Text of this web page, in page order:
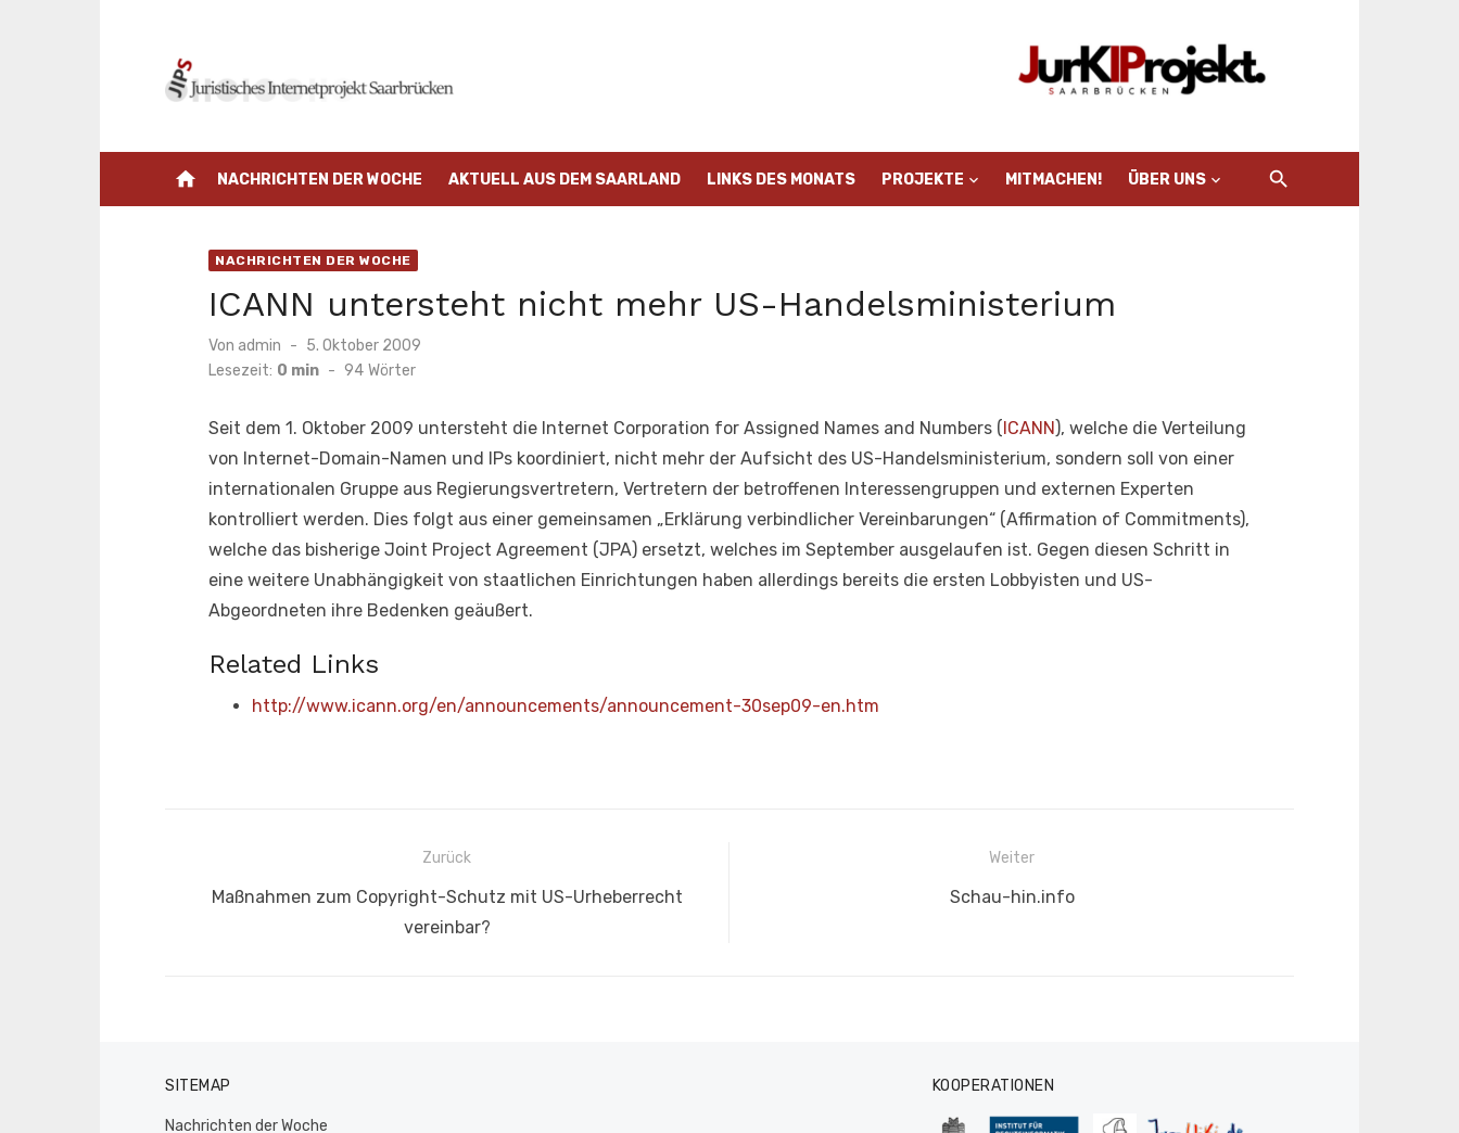
home NACHRICHTEN DER WOCHE AKTUELL AUS DEM SAARLAND LINKS DES MONATS PROJEKTE MITMACHEN! ÜBER UNS
NACHRICHTEN DER WOCHE
ICANN untersteht nicht mehr US-Handelsministerium
Von admin
Veröffentlicht
am
5. Oktober 2009
Lesezeit: 0 min - 94 Wörter
Seit dem 1. Oktober 2009 untersteht die Internet Corporation for Assigned Names and Numbers (ICANN), welche die Verteilung
von Internet-Domain-Namen und IPs koordiniert, nicht mehr der Aufsicht des US-Handelsministerium, sondern soll von einer
internationalen Gruppe aus Regierungsvertretern, Vertretern der betroffenen Interessengruppen und externen Experten
kontrolliert werden. Dies folgt aus einer gemeinsamen „Erklärung verbindlicher Vereinbarungen“ (Affirmation of Commitments),
welche das bisherige Joint Project Agreement (JPA) ersetzt, welches im September ausgelaufen ist. Gegen diesen Schritt in
eine weitere Unabhängigkeit von staatlichen Einrichtungen haben allerdings bereits die ersten Lobbyisten und US-
Abgeordneten ihre Bedenken geäußert.
Related Links
http://www.icann.org/en/announcements/announcement-30sep09-en.htm
BeitragsnavigationZurück
Vorheriger
Maßnahmen zum Copyright-Schutz mit US-Urheberrecht
vereinbar?
Weiter
Nächster
Schau-hin.info
SITEMAP
Nachrichten der Woche
KOOPERATIONEN